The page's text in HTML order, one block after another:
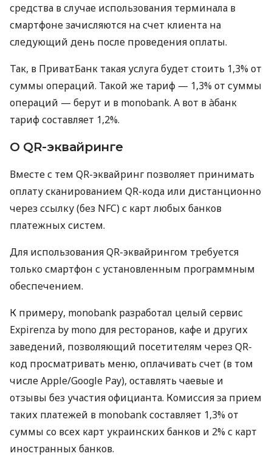
средства в случае использования терминала в
смартфоне зачисляются на счет клиента на
следующий день после проведения оплаты.
Так, в ПриватБанк такая услуга будет стоить 1,3% от
суммы операций. Такой же тариф — 1,3% от суммы
операций — берут и в monobank. А вот в àбанк
тариф составляет 1,2%.
О QR-эквайринге
Вместе с тем QR-эквайринг позволяет принимать
оплату сканированием QR-кода или дистанционно
через ссылку (без NFC) с карт любых банков
платежных систем.
Для использования QR-эквайрингом требуется
только смартфон с установленным программным
обеспечением.
К примеру, monobank разработал целый сервис
Expirenza by mono для ресторанов, кафе и других
заведений, позволяющий посетителям через QR-
код просматривать меню, оплачивать счет (в том
числе Apple/Google Pay), оставлять чаевые и
отзывы без участия официанта. Комиссия за прием
таких платежей в monobank составляет 1,3% от
суммы со всех карт украинских банков и 2% с карт
иностранных банков.